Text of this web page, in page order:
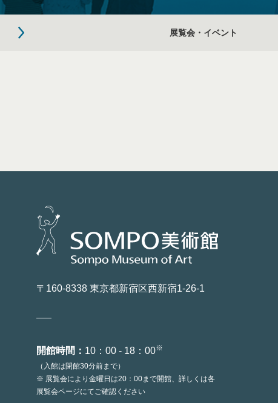
展覧会・イベント
〒160-8338 東京都新宿区西新宿1-26-1
開館時間： 10：00 - 18：00※
（入館は閉館30分前まで）
※ 展覧会により金曜日は20：00まで開館、詳しくは各
展覧会ページにてご確認ください